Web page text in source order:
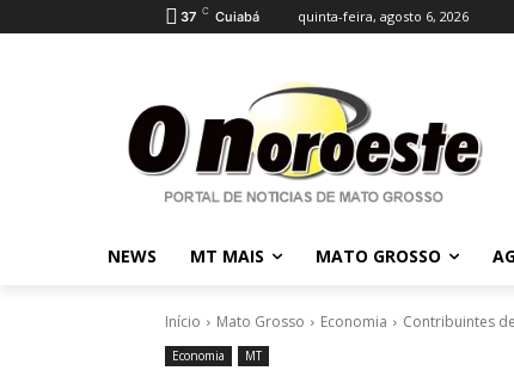
37 C Cuiabá quinta-feira, agosto 6, 2026
NEWS MT MAIS MATO GROSSO
Início Mato Grosso Economia Contribuintes
Economia MT